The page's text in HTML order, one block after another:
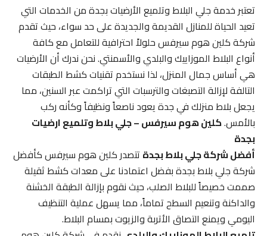
تعتبر خدمة جلي البلاط وتلميع الأرضيات بجدة من الخدمات التي
تعيد الحياة للمنازل القديمة والجديدة على حد سواء، حيث تقدم
شركة كلين هوم سيرفس حلولاً احترافية للتعامل مع كافة
أنواع البلاط الموزاييك والبلدي والأسمنتي. نحن ندرك أن الأرضيات
هي أساس جمال المنزل، لذا نستخدم تقنيات كشط الطبقات
التالفة لإزالة التصبغات والترسبات التي تراكمت عبر السنين، مما
يجعل بلاط منزلك في جدة يعود ناصعاً ونظيفاً وكأنه ركب
بالأمس.كلين هوم سيرفس – جلي بلاط وتلميع ارضيات
بجدة
أفضل شركة جلي بلاط بجدةتتصدر كلين هوم سيرفس كأفضل
شركة جلي بلاط بجدة بفضل اعتمادنا على معدات كشط ثقيلة
صممت خصيصاً للبلاط الصلب، حيث نقوم بإزالة الطبقة الخشنة
والداكنة وتنعيم السطح تماماً، مما يسهل عملية التنظيف
اليومي ويمنع التصاق الأتربة والزيوت بمسام البلاط.